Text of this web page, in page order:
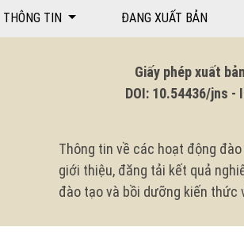
THÔNG TIN ĐANG XUẤT BẢN
Giấy phép xuất bản:
DOI: 10.54436/jns -
Thông tin về các hoạt động
giới thiệu, đăng tải kết quả
đào tạo và bồi dưỡng kiến thức